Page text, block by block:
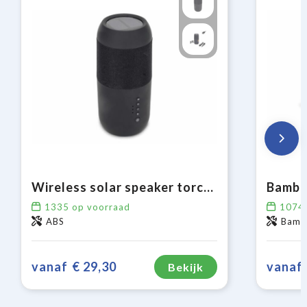
Wireless solar speaker torch 2x5W IPX6
1335 op voorraad
ABS
vanaf € 29,30 Bekijk
1074
vanaf